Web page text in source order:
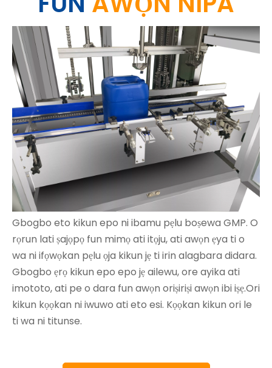
Gbogbo eto kikun epo ni ibamu pẹlu boṣewa GMP. O
rọrun lati ṣajọpọ fun mimọ ati itọju, ati awọn ẹya ti o
wa ni ifọwọkan pẹlu ọja kikun jẹ ti irin alagbara didara.
Gbogbo ẹrọ kikun epo epo jẹ ailewu, ore ayika ati
imototo, ati pe o dara fun awọn oriṣiriṣi awọn ibi iṣẹ.Ori
kikun kọọkan ni iwuwo ati eto esi. Kọọkan kikun ori le
ti wa ni titunse.